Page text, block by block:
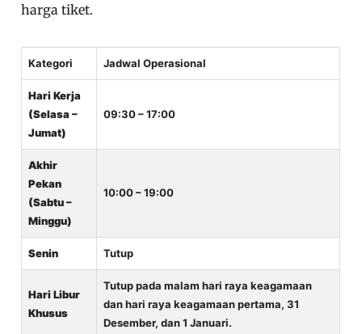
harga tiket.
Kategori Jadwal Operasional
Hari Kerja
(Selasa –
Jumat)
09:30 – 17:00
Akhir
Pekan
(Sabtu –
Minggu)
10:00 – 19:00
Senin Tutup
Hari Libur
Khusus
Tutup pada malam hari raya keagamaan
dan hari raya keagamaan pertama, 31
Desember, dan 1 Januari.